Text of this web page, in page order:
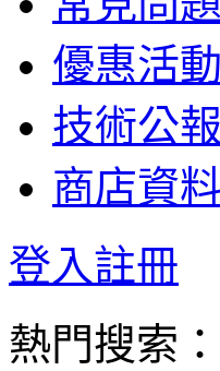
優惠活動
技術公報
商店資料
登入註冊
熱門搜索：